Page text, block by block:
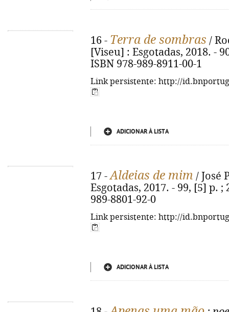
16 - Terra de sombras /
[Viseu] : Esgotadas, 2018. -
ISBN 978-989-8911-00-1
Link persistente: http://
ADICIONAR À LISTA
17 -Aldeias de mim / José
Esgotadas, 2017. - 99, [5] p. ;
989-8801-92-0
Link persistente: http://
ADICIONAR À LISTA